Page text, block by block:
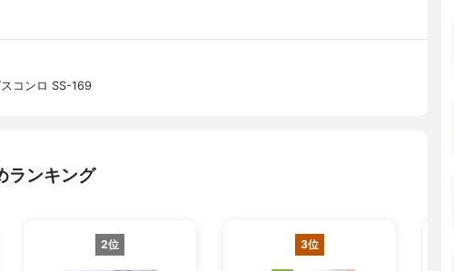
コンロ SS-169
ランキング
2位 3位